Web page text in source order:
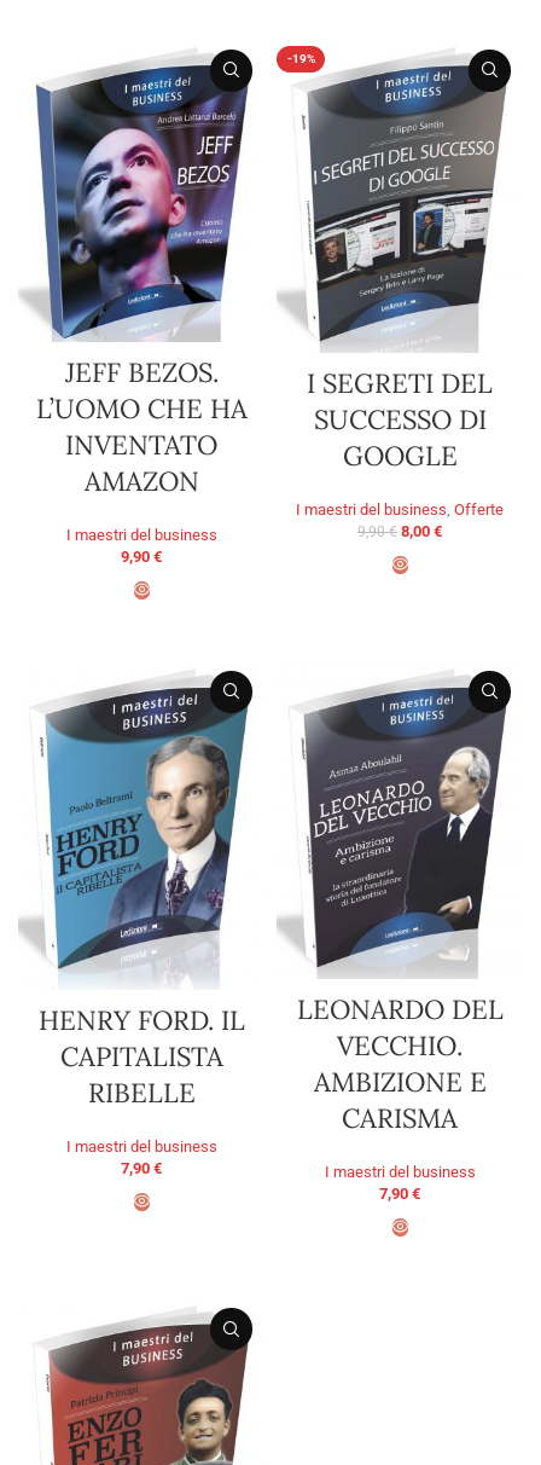
JEFF BEZOS.
L’UOMO CHE HA
INVENTATO
AMAZON
I maestri del business
9,90 €
-19%
I SEGRETI DEL
SUCCESSO DI
GOOGLE
I maestri del business, Offerte
9,90€ 8,00 €
HENRY FORD. IL
CAPITALISTA
RIBELLE
I maestri del business
7,90 €
LEONARDO DEL
VECCHIO.
AMBIZIONE E
CARISMA
I maestri del business
7,90 €